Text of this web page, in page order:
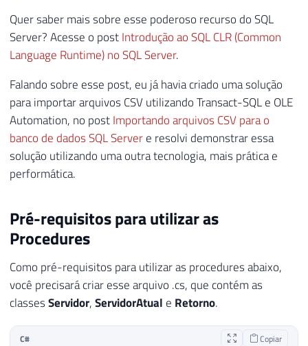
Quer saber mais sobre esse poderoso recurso do SQL
Server? Acesse o postIntrodução ao SQL CLR (Common
Language Runtime) no SQL Server.
Falando sobre esse post, eu já havia criado uma solução
para importar arquivos CSV utilizando Transact-SQL e OLE
Automation, no postImportando arquivos CSV para o
banco de dados SQL Servere resolvi demonstrar essa
solução utilizando uma outra tecnologia, mais prática e
performática.
Pré-requisitos para utilizar as
Procedures
Como pré-requisitos para utilizar as procedures abaixo,
você precisará criar esse arquivo .cs, que contém as
classesServidor,ServidorAtual e Retorno.
C# Copiar